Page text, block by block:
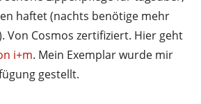
haftet (nachts benötige mehr
Von Cosmos zertifiziert. Hier geht
i+m. Mein Exemplar wurde mir
gestellt.